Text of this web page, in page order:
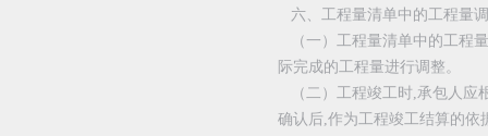
六、工程量清单中的工程量
（一）工程量清单中的工程
际完成的工程量进行调整。
（二）工程竣工时,承包人应
确认后,作为工程竣工结算的依